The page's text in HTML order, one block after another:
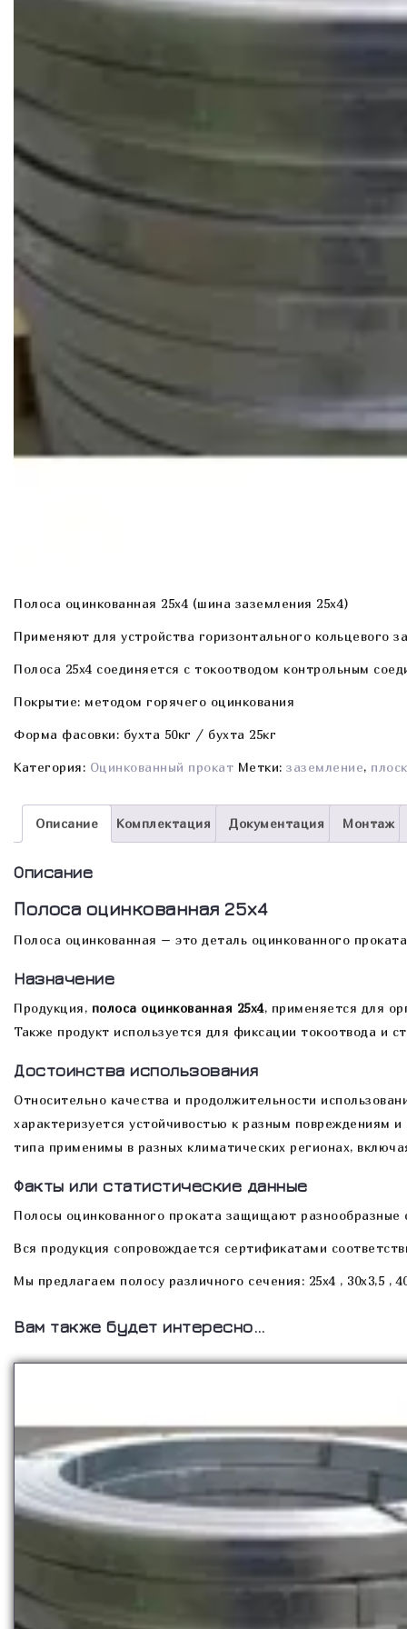
Полоса оцинкованная 25x4 (шина заземления 25х4)
Применяют для устройства горизонтального кольцевого
Полоса 25х4 соединяется с токоотводом контрольным
Покрытие: методом горячего оцинкования
Форма фасовки: бухта 50кг / бухта 25кг
Категория: Оцинкованный прокат Метки: заземление,
Описание Комплектация Документация Монтаж
Описание
Полоса оцинкованная 25х4
Полоса оцинкованная – это деталь оцинкованного
Назначение
Продукция, полоса оцинкованная 25х4, применяется для
Также продукт используется для фиксации токоотвода и
Достоинства использования
Относительно качества и продолжительности
характеризуется устойчивостью к разным повреждениям
типа применимы в разных климатических регионах,
Факты или статистические данные
Полосы оцинкованного проката защищают разнообразные
Вся продукция сопровождается сертификатами
Мы предлагаем полосу различного сечения: 25х4 , 30х3,5 ,
Вам также будет интересно…